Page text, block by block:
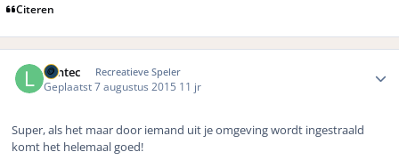
Citeren
Lantec Recreatieve Speler
Geplaatst7 augustus 2015 11 jr
Super, als het maar door iemand uit je omgeving wordt ingestraald
komt het helemaal goed!